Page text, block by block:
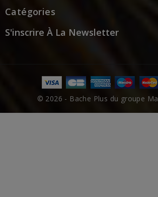
Catégories
S'inscrire À La Newsletter
© 2026 - Bache Plus du groupe